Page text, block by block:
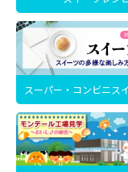
スーパー・コンビニス